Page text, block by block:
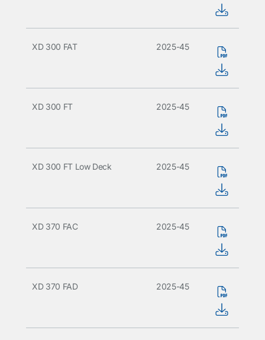
XD 300 FAT 2025-45
XD 300 FT 2025-45
XD 300 FT Low Deck 2025-45
XD 370 FAC 2025-45
XD 370 FAD 2025-45